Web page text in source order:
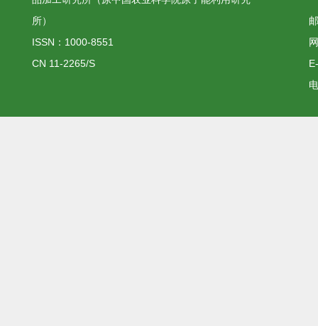
所）
ISSN：1000-8551
CN 11-2265/S